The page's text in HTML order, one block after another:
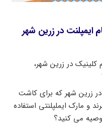
ایمپلنت در زرین شهر
کلینیک در زرین شهر،
زرین شهر که برای کاشت
و مارک ایملپلنتی استفاده
می کنید؟